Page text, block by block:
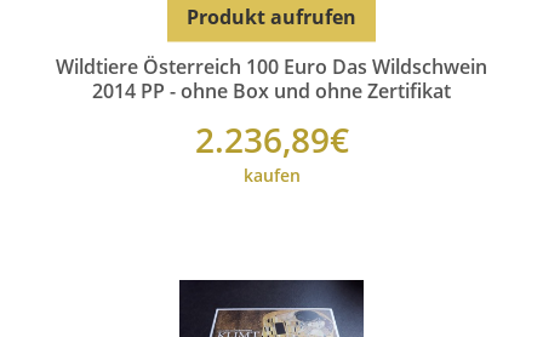
Wildtiere Österreich 100 Euro Das Wildschwein
2014 PP - ohne Box und ohne Zertifikat
2.236,89€
kaufen
Produkt aufrufen